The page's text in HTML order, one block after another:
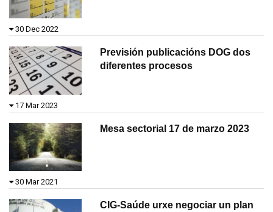
30 Dec 2022
Previsión publicacións DOG dos
diferentes procesos
17 Mar 2023
Mesa sectorial 17 de marzo 2023
30 Mar 2021
CIG-Saúde urxe negociar un plan